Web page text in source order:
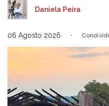
Daniela Peira
06 Agosto 2026 Condividi